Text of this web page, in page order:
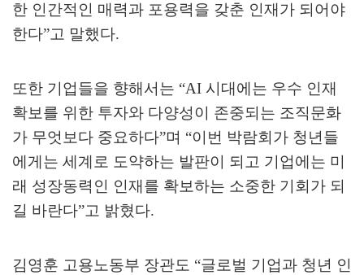
한 인간적인 매력과 포용력을 갖춘 인재가 되어야
한다”고 말했다.
또한 기업들을 향해서는 “AI 시대에는 우수 인재
확보를 위한 투자와 다양성이 존중되는 조직문화
가 무엇보다 중요하다”며 “이번 박람회가 청년들
에게는 세계로 도약하는 발판이 되고 기업에는 미
래 성장동력인 인재를 확보하는 소중한 기회가 되
길 바란다”고 밝혔다.
김영훈 고용노동부 장관도 “글로벌 기업과 청년 인